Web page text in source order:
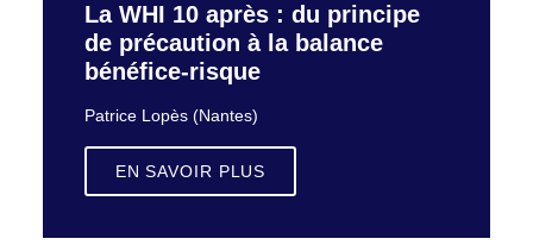
La WHI 10 après : du principe
de précaution à la balance
bénéfice-risque
Patrice Lopès (Nantes)
EN SAVOIR PLUS